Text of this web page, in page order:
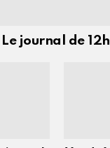
journal de 12h